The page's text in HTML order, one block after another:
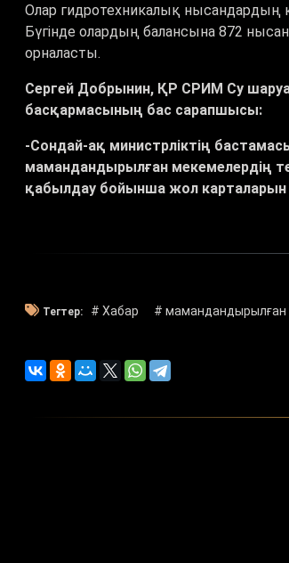
Олар гидротехникалық нысандардың
Бүгінде олардың балансына 872
орналасты.
Сергей Добрынин, ҚР СРИМ Су
басқармасының бас сарапшысы:
-Сондай-ақ министрліктің
мамандандырылған мекемелердің
қабылдау бойынша жол карталарын
Тегтер: # Хабар # мамандандырылған